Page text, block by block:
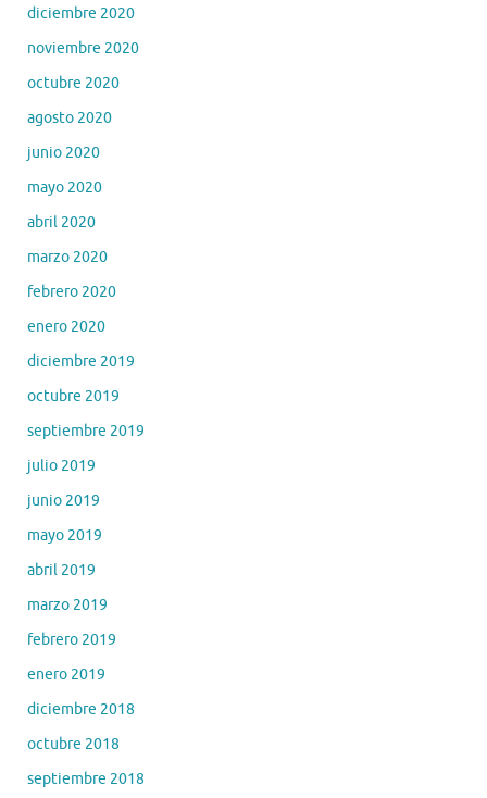
diciembre 2020
noviembre 2020
octubre 2020
agosto 2020
junio 2020
mayo 2020
abril 2020
marzo 2020
febrero 2020
enero 2020
diciembre 2019
octubre 2019
septiembre 2019
julio 2019
junio 2019
mayo 2019
abril 2019
marzo 2019
febrero 2019
enero 2019
diciembre 2018
octubre 2018
septiembre 2018